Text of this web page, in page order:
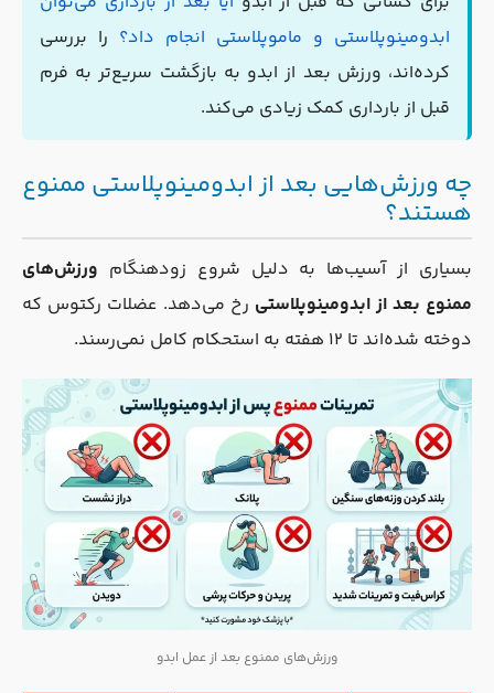
ابدومینوپلاستی و ماموپلاستی انجام داد؟را بررسی
کرده‌اند، ورزش بعد از ابدو به بازگشت سریع‌تر به فرم
قبل از بارداری کمک زیادی می‌کند.
چه ورزش‌هایی بعد از ابدومینوپلاستی ممنوع
هستند؟
بسیاری از آسیب‌ها به دلیل شروع زودهنگامورزش‌های
ممنوع بعد از ابدومینوپلاستیرخ می‌دهد. عضلات رکتوس که
دوخته شده‌اند تا ۱۲ هفته به استحکام کامل نمی‌رسند.
ورزش‌های ممنوع بعد از عمل ابدو